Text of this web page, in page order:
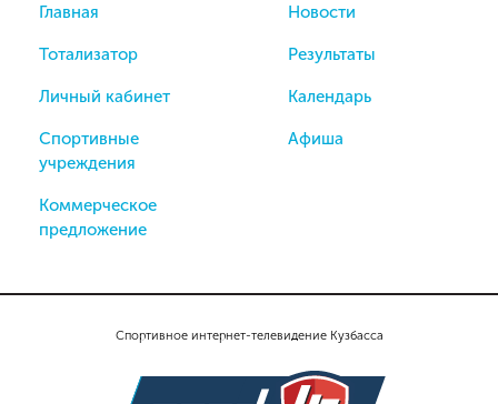
Спортивное интернет-телевидение Кузбасса
Главная
Тотализатор
Личный кабинет
Спортивные
учреждения
Коммерческое
предложение
Новости
Результаты
Календарь
Афиша